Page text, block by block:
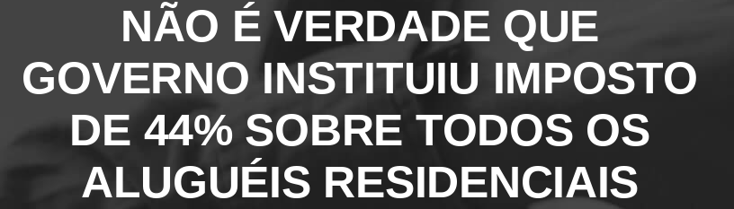
NÃO É VERDADE QUE
GOVERNO INSTITUIU IMPOSTO
DE 44% SOBRE TODOS OS
ALUGUÉIS RESIDENCIAIS